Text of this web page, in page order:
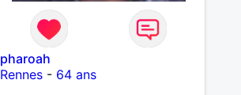
pharoah
Rennes - 64 ans